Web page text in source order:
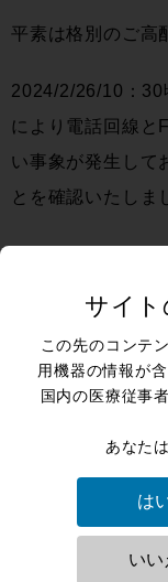
平素は格別のご高
2024/2/26/10：30
により電話回線と
い事象が発生して
とを確認いたしま
ネクサスアーク
サイ
この先のコンテ
用機器の情報が
国内の医療従事
あなた
は
いい